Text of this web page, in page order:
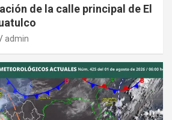
de la calle principal de El
admin